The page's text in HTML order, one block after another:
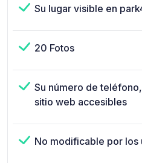
Su lugar visible en
20 Fotos
Su número de
sitio web accesibles
No modificable por los